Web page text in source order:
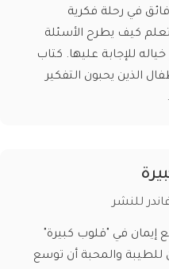
في رحلة فكرية
كيف يطرح الأسئلة
للإجابة عليها. كتاب
الذين يحبون التفكير
للنشر
في "قلوب كبيرة"
والمحبة أن توسع